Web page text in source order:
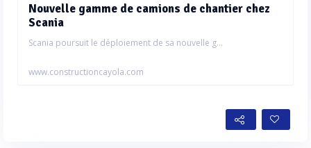
Nouvelle gamme de camions de chantier chez
Scania
Scania poursuit le déploiement de sa nouvelle g...
www.constructioncayola.com